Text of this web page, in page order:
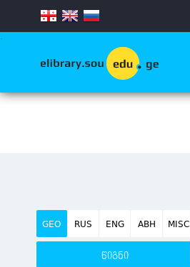
.
GEO RUS ENG ABH MISC
წიგნი